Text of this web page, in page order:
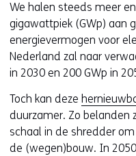
d
e
e
w
e
b
s
i
We halen steeds meer
gigawattpiek (GWp) aan
energievermogen voor
Nederland zal naar
in 2030 en 200 GWp in
Toch kan deze
duurzamer. Zo belanden
schaal in de shredder
de (wegen)bouw. In